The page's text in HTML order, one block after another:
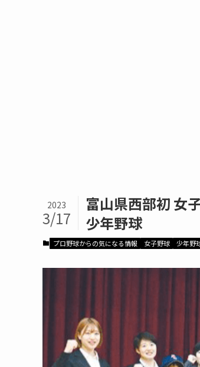
富山県西部初 女
少年野球
2023
3/17
プロ野球からの気になる情報 女子野球 少年野